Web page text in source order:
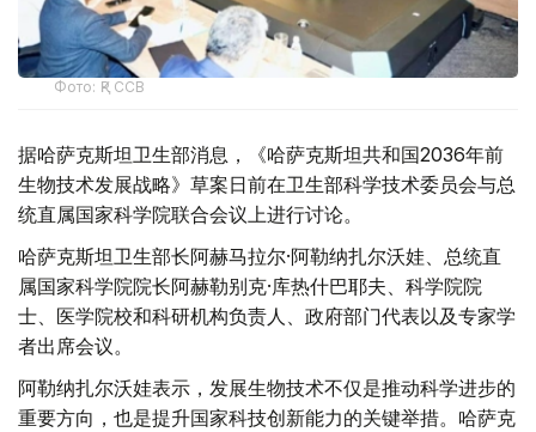
Фото: ҚР ССВ
据哈萨克斯坦卫生部消息，《哈萨克斯坦共和国2036年前
生物技术发展战略》草案日前在卫生部科学技术委员会与总
统直属国家科学院联合会议上进行讨论。
哈萨克斯坦卫生部长阿赫马拉尔·阿勒纳扎尔沃娃、总统直
属国家科学院院长阿赫勒别克·库热什巴耶夫、科学院院
士、医学院校和科研机构负责人、政府部门代表以及专家学
者出席会议。
阿勒纳扎尔沃娃表示，发展生物技术不仅是推动科学进步的
重要方向，也是提升国家科技创新能力的关键举措。哈萨克